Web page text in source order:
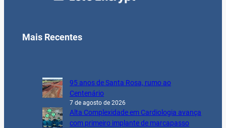
Mais Recentes
95 anos de Santa Rosa, rumo ao
Centenário
7 de agosto de 2026
Alta Complexidade em Cardiologia avança
com primeiro implante de marcapasso